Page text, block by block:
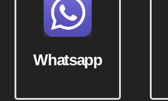
Whatsapp